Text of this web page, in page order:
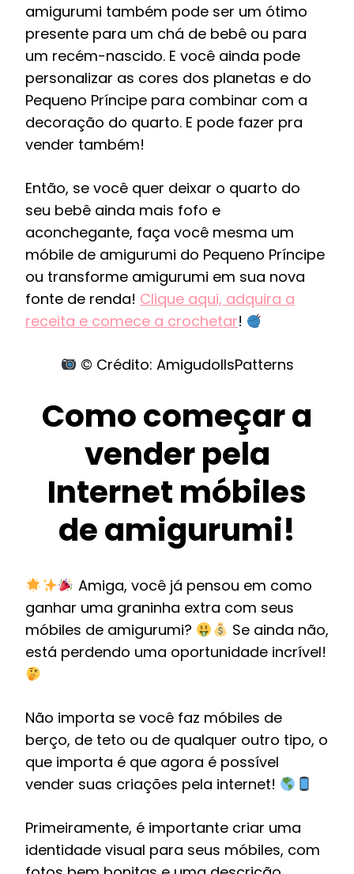
amigurumi também pode ser um ótimo
presente para um chá de bebê ou para
um recém-nascido. E você ainda pode
personalizar as cores dos planetas e do
Pequeno Príncipe para combinar com a
decoração do quarto. E pode fazer pra
vender também!
Então, se você quer deixar o quarto do
seu bebê ainda mais fofo e
aconchegante, faça você mesma um
móbile de amigurumi do Pequeno Príncipe
ou transforme amigurumi em sua nova
fonte de renda! Clique aqui, adquira a
receita e comece a crochetar!
© Crédito: AmigudollsPatterns
Como começar a
vender pela
Internet móbiles
de amigurumi!
Amiga, você já pensou em como
ganhar uma graninha extra com seus
móbiles de amigurumi?
Se ainda não,
está perdendo uma oportunidade incrível!
Não importa se você faz móbiles de
berço, de teto ou de qualquer outro tipo, o
que importa é que agora é possível
vender suas criações pela internet!
Primeiramente, é importante criar uma
identidade visual para seus móbiles, com